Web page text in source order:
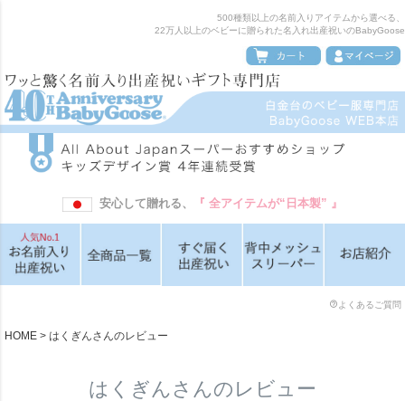
500種類以上の名前入りアイテムから選べる、
22万人以上のベビーに贈られた名入れ出産祝いのBabyGoose
安心して贈れる、 『 全アイテムが“日本製” 』
よくあるご質問
HOME はくぎんさんのレビュー
はくぎんさんのレビュー